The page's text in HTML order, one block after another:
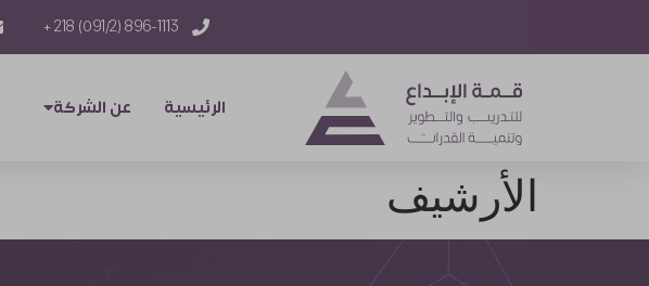
896-1113 (091/2) 218 +
الرئيسية عن الشركة
الأرشيف